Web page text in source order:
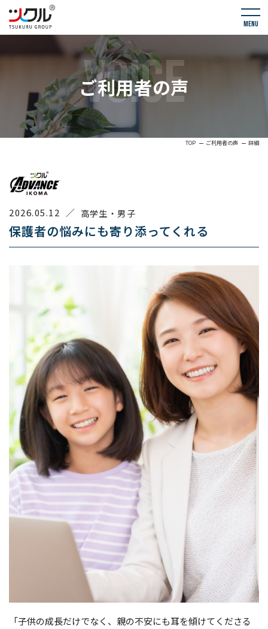
menu
VOICE
ご利用者の声
TOP ご利用者の声 詳細
2026.05.12 ／ 高学生・男子
保護者の悩みにも寄り添ってくれる
「子供の成長だけでなく、親の不安にも耳を傾けてくださる